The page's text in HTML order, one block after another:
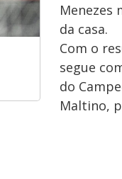
Menezes
da casa.
Com o
segue
do
Maltino,